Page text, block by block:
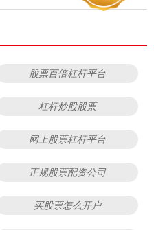
股票百倍杠杆平台
杠杆炒股股票
网上股票杠杆平台
正规股票配资公司
买股票怎么开户